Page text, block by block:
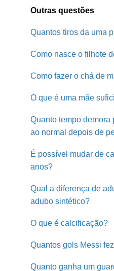
Outras questões
Quantos tiros da uma
Como nasce o filhote
Como fazer o chá de
O que é uma mãe
Quanto tempo demora
ao normal depois de
É possível mudar de
anos?
Qual a diferença de
adubo sintético?
O que é calcificação?
Quantos gols Messi
Quanto ganha um